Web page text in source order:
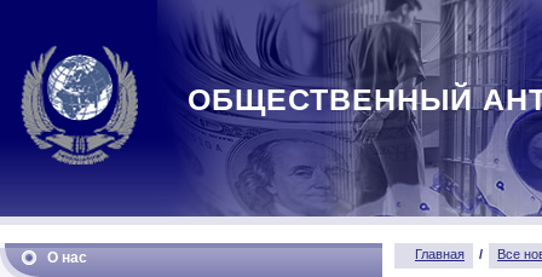
ОБЩЕСТВЕННЫЙ
О нас Главная / Все